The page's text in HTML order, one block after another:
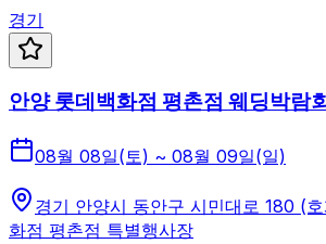
경기
안양 롯데백화점 평촌점 웨딩박람회
08월 08일(토) ~ 08월 09일(일)
경기 안양시 동안구 시민대로 180 (
화점 평촌점 특별행사장